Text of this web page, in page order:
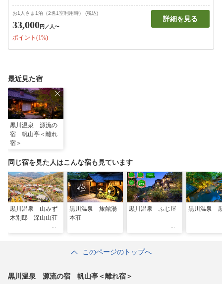
お1人さま1泊（2名1室利用時） (税込)
33,000円 ／人〜
ポイント(1%)
詳細を見る
最近見た宿
黒川温泉 源流の
宿 帆山亭＜離れ
宿＞
同じ宿を見た人はこんな宿も見ています
黒川温泉 山みず
木別邸 深山山荘
黒川温泉 旅館湯
本荘
黒川温泉 ふじ屋 黒川温泉
このページのトップへ
黒川温泉 源流の宿 帆山亭＜離れ宿＞